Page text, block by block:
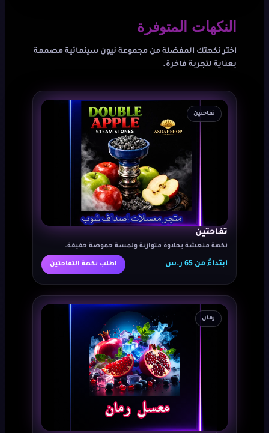
النكهات المتوفرة
اختر نكهتك المفضلة من مجموعة نيون سينمائية مصممة
بعناية لتجربة فاخرة.
تفاحتين
تفاحتين
نكهة منعشة بحلاوة متوازنة ولمسة حموضة خفيفة.
ابتداءً من 65 ر.س اطلب نكهة التفاحتين
رمان